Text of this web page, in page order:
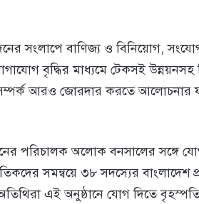
সংলাপে বাণিজ্য ও বিনিয়োগ,
বৃদ্ধির মাধ্যমে টেকসই
আরও জোরদার করতে আলোচনার
পরিচালক অলোক বনসালের সঙ্গে
সমন্বয়ে ৩৮ সদস্যের বাংলাদেশ
এই অনুষ্ঠানে যোগ দিতে